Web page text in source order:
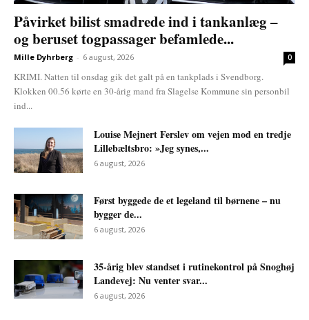
Påvirket bilist smadrede ind i tankanlæg –
og beruset togpassager befamlede...
Mille Dyhrberg - 6 august, 2026 0
KRIMI. Natten til onsdag gik det galt på en tankplads i Svendborg.
Klokken 00.56 kørte en 30-årig mand fra Slagelse Kommune sin personbil
ind...
Louise Mejnert Ferslev om vejen mod en tredje
Lillebæltsbro: »Jeg synes,...
6 august, 2026
Først byggede de et legeland til børnene – nu
bygger de...
6 august, 2026
35-årig blev standset i rutinekontrol på Snoghøj
Landevej: Nu venter svar...
6 august, 2026